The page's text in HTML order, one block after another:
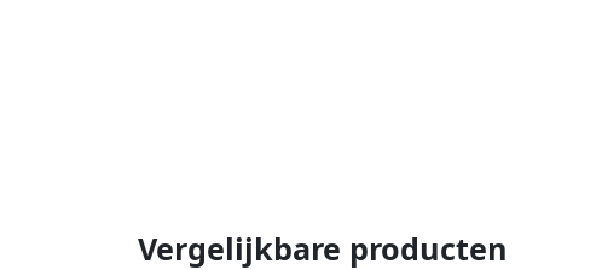
Vergelijkbare producten